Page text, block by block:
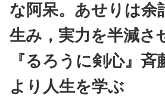
な阿呆。あせりは余
生み，実力を半減さ
『るろうに剣心』斉
より人生を学ぶ